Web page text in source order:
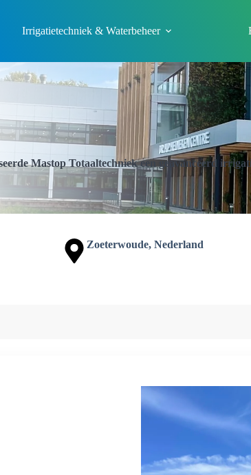
Irrigatietechniek & Waterbeheer
Mastop Totaaltechniek een geavanceerd
Zoeterwoude, Nederland